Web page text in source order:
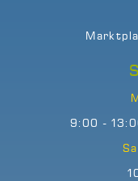
9:00 -